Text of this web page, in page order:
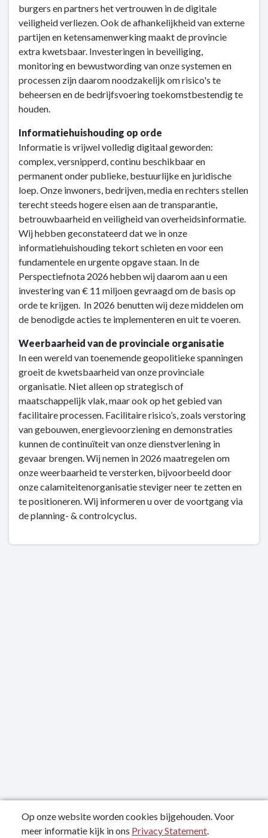
burgers en partners het vertrouwen in de digitale
veiligheid verliezen. Ook de afhankelijkheid van externe
partijen en ketensamenwerking maakt de provincie
extra kwetsbaar. Investeringen in beveiliging,
monitoring en bewustwording van onze systemen en
processen zijn daarom noodzakelijk om risico's te
beheersen en de bedrijfsvoering toekomstbestendig te
houden.
Informatiehuishouding op orde
Informatie is vrijwel volledig digitaal geworden:
complex, versnipperd, continu beschikbaar en
permanent onder publieke, bestuurlijke en juridische
loep. Onze inwoners, bedrijven, media en rechters stellen
terecht steeds hogere eisen aan de transparantie,
betrouwbaarheid en veiligheid van overheidsinformatie.
Wij hebben geconstateerd dat we in onze
informatiehuishouding tekort schieten en voor een
fundamentele en urgente opgave staan. In de
Perspectiefnota 2026 hebben wij daarom aan u een
investering van € 11 miljoen gevraagd om de basis op
orde te krijgen. In 2026 benutten wij deze middelen om
de benodigde acties te implementeren en uit te voeren.
Weerbaarheid van de provinciale organisatie
In een wereld van toenemende geopolitieke spanningen
groeit de kwetsbaarheid van onze provinciale
organisatie. Niet alleen op strategisch of
maatschappelijk vlak, maar ook op het gebied van
facilitaire processen. Facilitaire risico’s, zoals verstoring
van gebouwen, energievoorziening en demonstraties
kunnen de continuïteit van onze dienstverlening in
gevaar brengen. Wij nemen in 2026 maatregelen om
onze weerbaarheid te versterken, bijvoorbeeld door
onze calamiteitenorganisatie steviger neer te zetten en
te positioneren. Wij informeren u over de voortgang via
de planning- & controlcyclus.
Op onze website worden cookies bijgehouden. Voor
meer informatie kijk in ons Privacy Statement.